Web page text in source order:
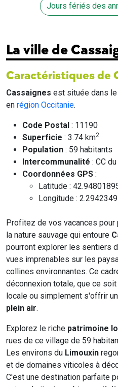
Jours fériés des
La ville de
Caractéristiques de
Cassaignes est située dans le
en région Occitanie.
Code Postal : 11190
Superficie : 3.74 km2
Population : 59 habitants
Intercommunalité : CC
Coordonnées GPS :
Latitude :
Longitude :
Profitez de vos vacances pour
la nature sauvage qui entoure
pourront explorer les sentiers
vues imprenables sur les
collines environnantes. Ce
déconnexion totale, que ce
locale ou simplement s'offrir
plein air.
Explorez le riche patrimoine
rues de ce village de 59
Les environs du Limouxin
et de domaines viticoles à
C'est une destination parfaite